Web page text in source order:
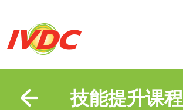
技能提升课程